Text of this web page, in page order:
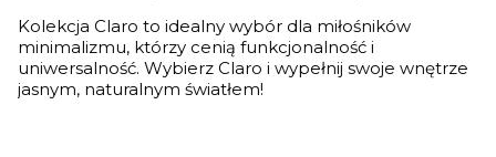
Kolekcja Claro to idealny wybór dla miłośników
minimalizmu, którzy cenią funkcjonalność i
uniwersalność. Wybierz Claro i wypełnij swoje wnętrze
jasnym, naturalnym światłem!